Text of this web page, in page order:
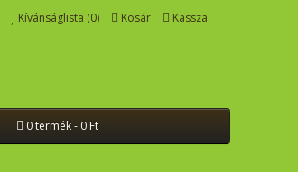
Kívánságlista (0) Kosár Kassza
0 termék - 0 Ft